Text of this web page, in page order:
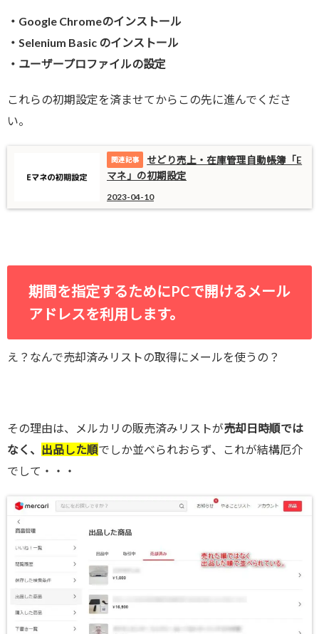
・Google Chromeのインストール
・Selenium Basic のインストール
・ユーザープロファイルの設定
これらの初期設定を済ませてからこの先に進んでくださ
い。
せどり売上・在庫管理自動帳簿「E
マネ」の初期設定
2023-04-10
期間を指定するためにPCで開けるメール
アドレスを利用します。
え？なんで売却済みリストの取得にメールを使うの？
その理由は、メルカリの販売済みリストが売却日時順では
なく、 出品した順でしか並べられおらず、これが結構厄介
でして・・・